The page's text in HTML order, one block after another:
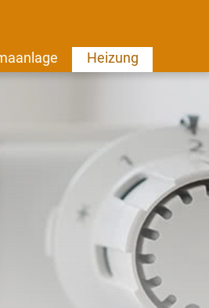
Heizung